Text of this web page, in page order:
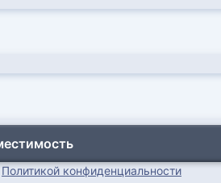
Политикой конфиденциальности